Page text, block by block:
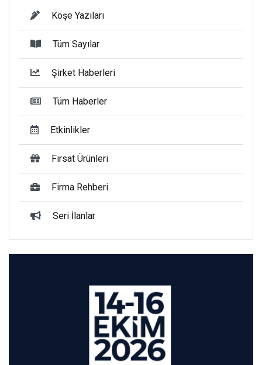
Köşe Yazıları
Tüm Sayılar
Şirket Haberleri
Tüm Haberler
Etkinlikler
Fırsat Ürünleri
Firma Rehberi
Seri İlanlar